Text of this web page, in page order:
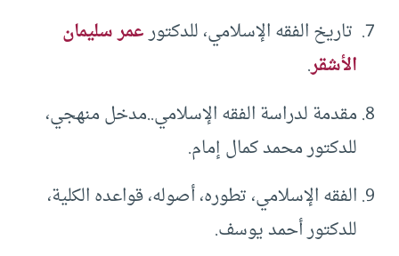
تاريخ الفقه الإسلامي، للدكتورعمر سليمان
الأشقر.
مقدمة لدراسة الفقه الإسلامي..مدخل منهجي،
للدكتور محمد كمال إمام.
الفقه الإسلامي، تطوره، أصوله، قواعده الكلية،
للدكتور أحمد يوسف.